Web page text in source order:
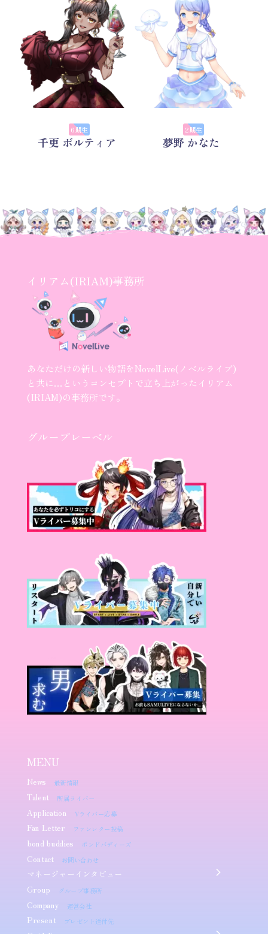
6期生
千更 ボルティア
2期生
夢野 かなた
イリアム(IRIAM)事務所
あなただけの新しい物語をNovelLive(ノベルライブ)
と共に…というコンセプトで立ち上がったイリアム
(IRIAM)の事務所です。
グループレーベル
MENU
News 最新情報
Talent 所属ライバー
Application Vライバー応募
Fan Letter ファンレター投稿
bond buddies ボンドバディーズ
Contact お問い合わせ
マネージャーインタビュー
Group
グループ事務所
Company 運営会社
Present プレゼント送付先